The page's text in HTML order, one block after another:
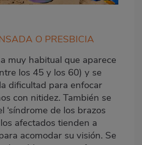
O PRESBICIA
muy habitual que aparece
los 45 y los 60) y se
dificultad para enfocar
con nitidez. También se
‘síndrome de los brazos
afectados tienden a
acomodar su visión. Se